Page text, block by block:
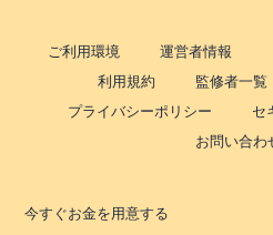
ご利用環境 運営者情報
利用規約
監修者一覧
プライバシーポリシー
セ
お問い合わ
今すぐお金を用意する